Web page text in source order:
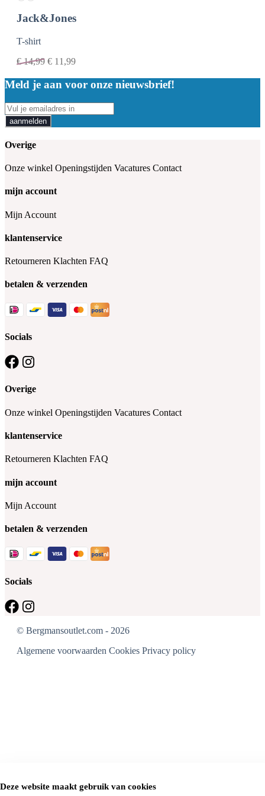
Deze website maakt gebruik van cookies
Jack&Jones
T-shirt
€14,99 € 11,99
Meld je aan voor onze nieuwsbrief!
aanmelden
Overige
Onze winkel Openingstijden Vacatures Contact
mijn account
Mijn Account
klantenservice
Retourneren Klachten FAQ
betalen & verzenden
Socials
Overige
Onze winkel Openingstijden Vacatures Contact
klantenservice
Retourneren Klachten FAQ
mijn account
Mijn Account
betalen & verzenden
Socials
© Bergmansoutlet.com - 2026
Algemene voorwaarden Cookies Privacy policy